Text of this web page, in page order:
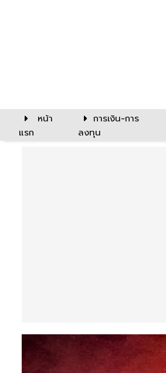
หน้า
แรก
การเงิน-การ
ลงทุน